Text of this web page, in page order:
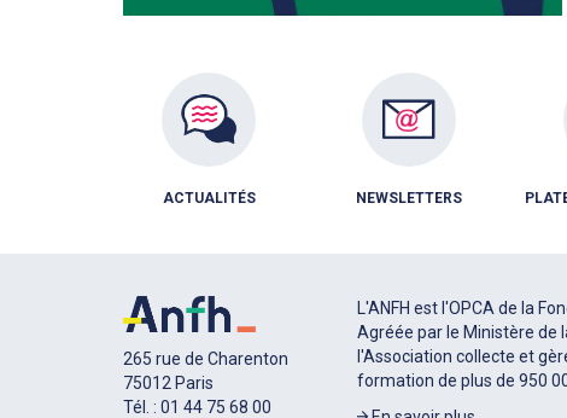
ACTUALITÉS NEWSLETTERS
265 rue de Charenton
75012 Paris
Tél. : 01 44 75 68 00
L'ANFH est l'OPCA de la
Agréée par le Ministère de
l'Association collecte et
formation de plus de 950